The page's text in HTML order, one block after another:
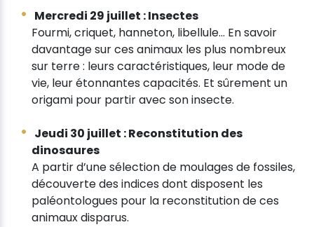
Mercredi 29 juillet : Insectes
Fourmi, criquet, hanneton, libellule... En savoir
davantage sur ces animaux les plus nombreux
sur terre : leurs caractéristiques, leur mode de
vie, leur étonnantes capacités. Et sûrement un
origami pour partir avec son insecte.
Jeudi 30 juillet : Reconstitution des
dinosaures
A partir d’une sélection de moulages de fossiles,
découverte des indices dont disposent les
paléontologues pour la reconstitution de ces
animaux disparus.